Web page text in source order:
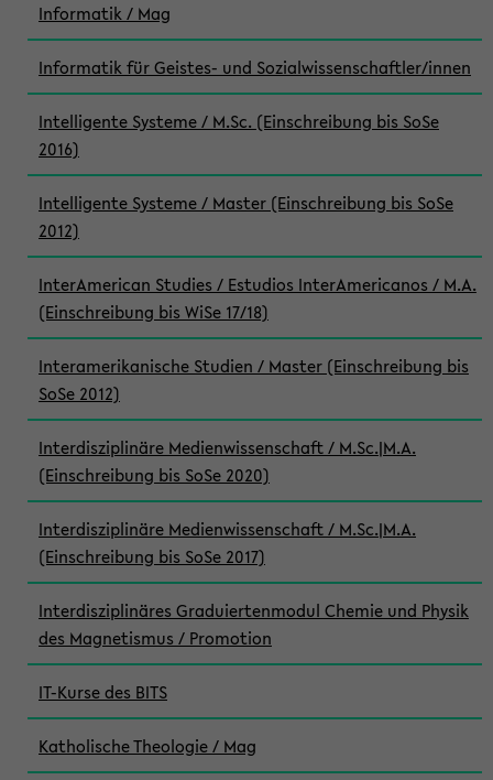
Informatik / Mag
Informatik für Geistes- und Sozialwissenschaftler/innen
Intelligente Systeme / M.Sc. (Einschreibung bis SoSe
2016)
Intelligente Systeme / Master (Einschreibung bis SoSe
2012)
InterAmerican Studies / Estudios InterAmericanos / M.A.
(Einschreibung bis WiSe 17/18)
Interamerikanische Studien / Master (Einschreibung bis
SoSe 2012)
Interdisziplinäre Medienwissenschaft / M.Sc.|M.A.
(Einschreibung bis SoSe 2020)
Interdisziplinäre Medienwissenschaft / M.Sc.|M.A.
(Einschreibung bis SoSe 2017)
Interdisziplinäres Graduiertenmodul Chemie und Physik
des Magnetismus / Promotion
IT-Kurse des BITS
Katholische Theologie / Mag